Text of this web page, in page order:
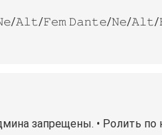
𝙽𝚎/𝙰𝚕𝚝/𝙵𝚎𝚖 𝙳𝚊𝚗𝚝𝚎/𝙽𝚎/
запрещены. • Ролить